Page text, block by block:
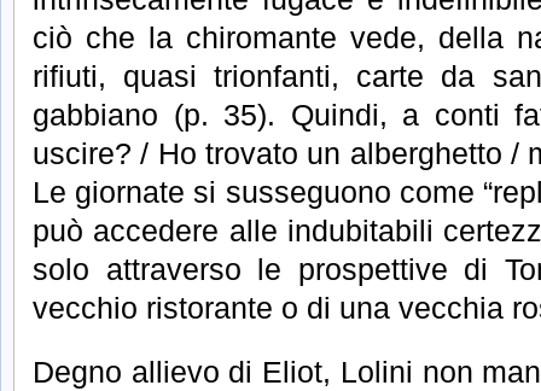
ciò che la chiromante vede, della
rifiuti, quasi trionfanti, carte da
gabbiano (p. 35). Quindi, a conti
uscire? / Ho trovato un alberghetto /
Le giornate si susseguono come
può accedere alle indubitabili
solo attraverso le prospettive di
vecchio ristorante o di una vecchia
Degno allievo di Eliot, Lolini non